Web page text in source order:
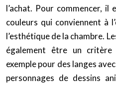
l’achat. Pour commencer,
couleurs qui conviennent à
l’esthétique de la chambre.
également être un
exemple pour des langes
personnages de dessins